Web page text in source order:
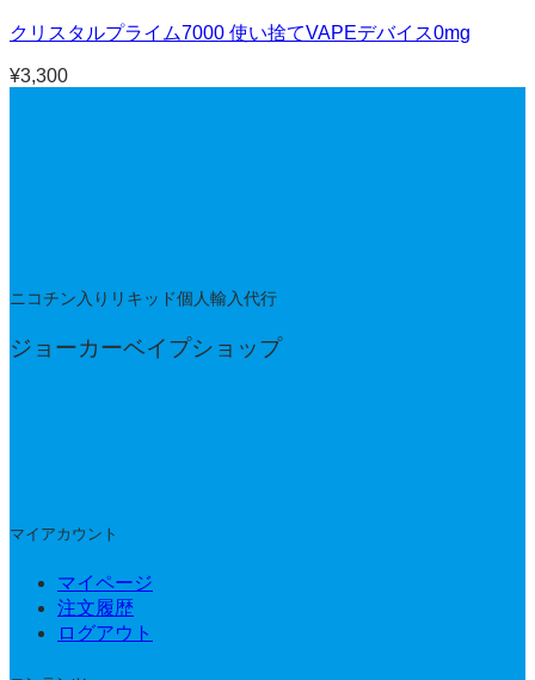
クリスタルプライム7000 使い捨てVAPEデバイス0mg
¥3,300
ニコチン入りリキッド個人輸入代行
ジョーカーベイプショップ
マイアカウント
マイページ
注文履歴
ログアウト